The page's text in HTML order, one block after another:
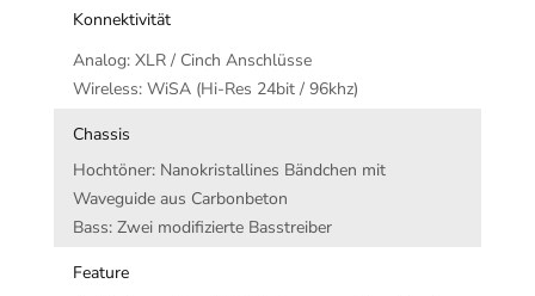
Konnektivität
Analog: XLR / Cinch Anschlüsse
Wireless: WiSA (Hi-Res 24bit / 96khz)
Chassis
Hochtöner: Nanokristallines Bändchen mit
Waveguide aus Carbonbeton
Bass: Zwei modifizierte Basstreiber
Feature